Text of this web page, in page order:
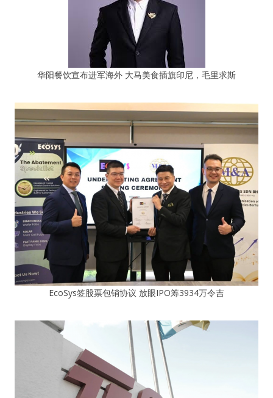
华阳餐饮宣布进军海外 大马美食插旗印尼，毛里求斯
EcoSys签股票包销协议 放眼IPO筹3934万令吉